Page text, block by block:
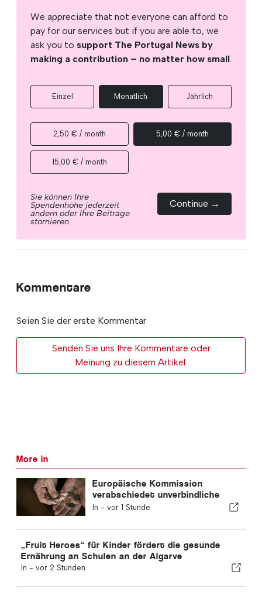
We appreciate that not everyone can afford to
pay for our services but if you are able to, we
ask you to support The Portugal News by
making a contribution – no matter how small.
Einzel Monatlich Jährlich
2,50 € / month 5,00 € / month
15,00 € / month
Sie können Ihre
Spendenhöhe jederzeit
ändern oder Ihre Beiträge
stornieren.
Continue →
Kommentare
Seien Sie der erste Kommentar
Senden Sie uns Ihre Kommentare oder
Meinung zu diesem Artikel.
More in
Europäische Kommission
verabschiedet unverbindliche
Leitlinien für die zusätzliche
In - vor 1 Stunde
„Fruit Heroes“ für Kinder fördert die gesunde
Ernährung an Schulen an der Algarve
In - vor 2 Stunden